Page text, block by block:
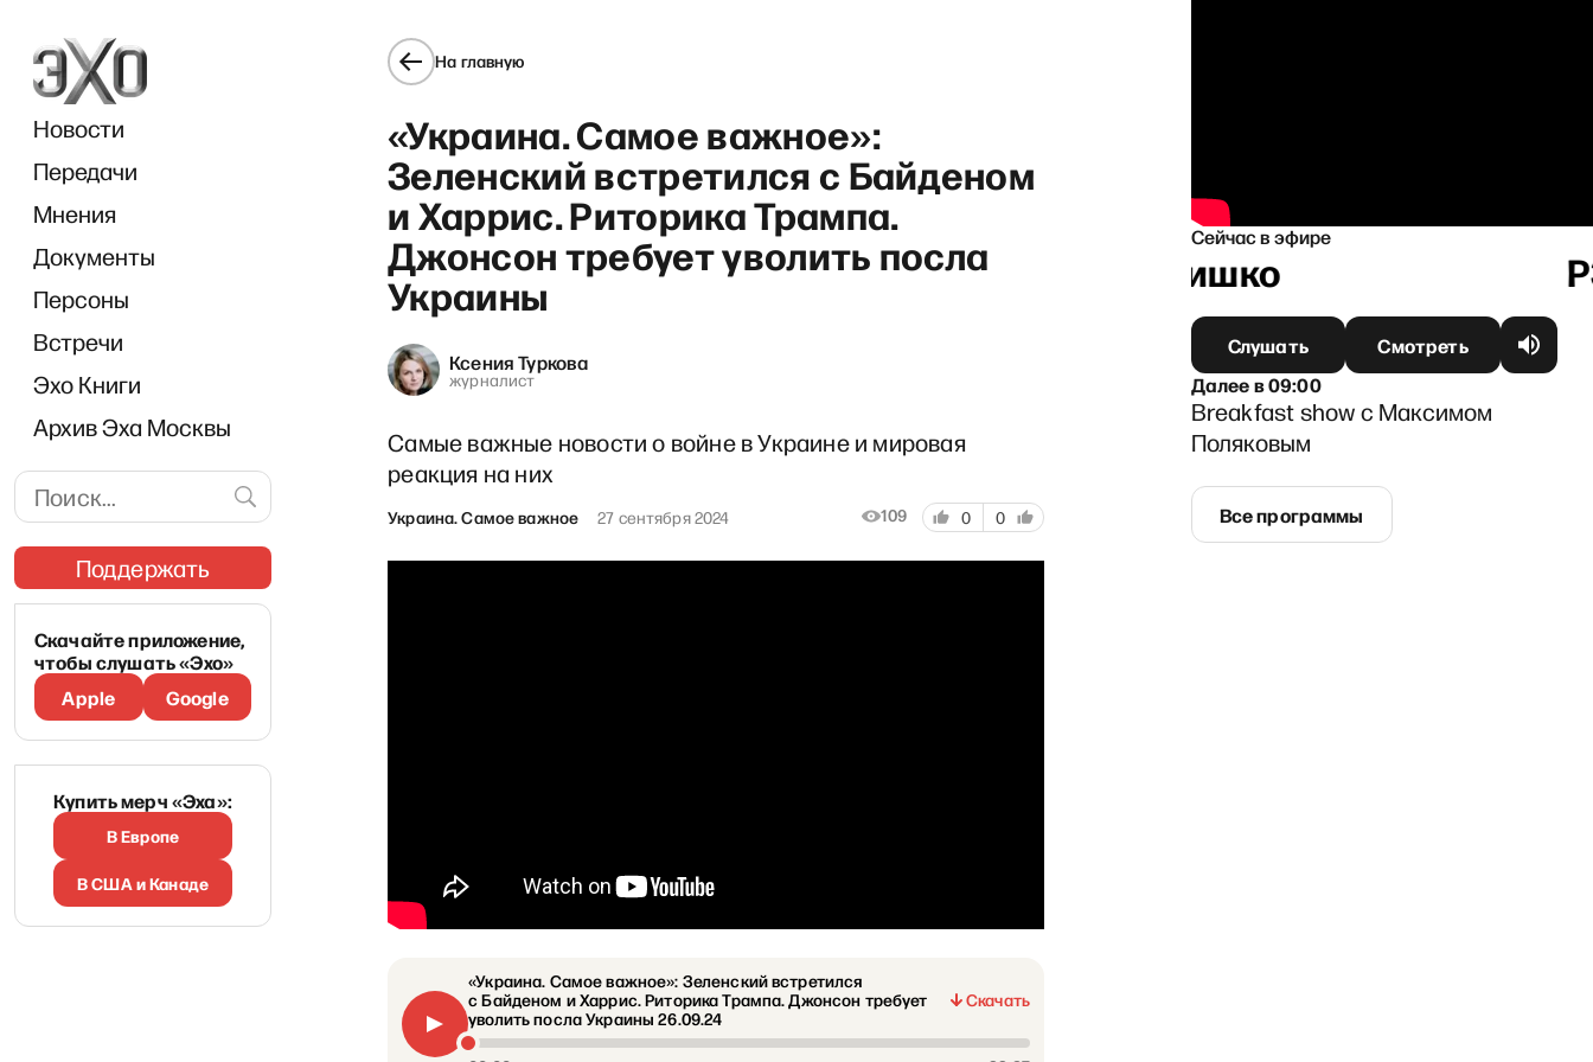
Новости
Передачи
Мнения
Документы
Персоны
Встречи
Эхо Книги
Архив Эха Москвы
Поддержать
Скачайте приложение,
чтобы слушать «Эхо»
Apple
Google
Купить мерч «Эха»:
В Европе
В США и Канаде
На главную
«Украина. Самое важное»:
Зеленский встретился с Байденом
и Харрис. Риторика Трампа.
Джонсон требует уволить посла
Украины
Ксения Туркова
журналист
Самые важные новости о войне в Украине и мировая
реакция на них
Украина. Самое важное 27 сентября 2024 109 0 0
«Украина. Самое важное»: Зеленский встретился
с Байденом и Харрис. Риторика Трампа. Джонсон требует
уволить посла Украины 26.09.24
Скачать
Сейчас в эфире
РЗВРТ с Антоном Рубиным и Дашей Литвишко
Слушать
Смотреть
Далеев09:00
Breakfast show с Максимом
Поляковым
Все программы